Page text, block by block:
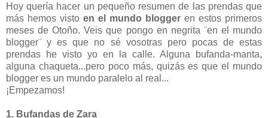
Hoy quería hacer un pequeño resumen de las prendas que
más hemos visto en el mundo blogger en estos primeros
meses de Otoño. Veis que pongo en negrita ¨en el mundo
blogger¨ y es que no sé vosotras pero pocas de estas
prendas he visto yo en la calle. Alguna bufanda-manta,
alguna chaqueta...pero poco más, quizás es que el mundo
blogger es un mundo paralelo al real...
¡Empezamos!
1. Bufandas de Zara